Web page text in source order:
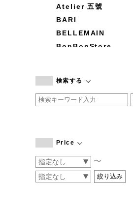
Atelier 五號
BARI
BELLEMAIN
BonBonStore
by basics
CATWORTH
COGTHEBIGSMOKE
CONVERSE
DEAN & DELUCA
検索する
Price
〜